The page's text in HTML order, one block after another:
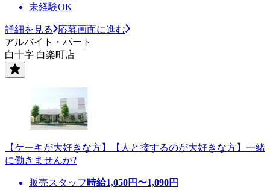
未経験OK
詳細を見る
応募画面に進む
アルバイト・パート
白十字 白楽町店
【ケーキが大好きな方】【人と接するのが大好きな方】一緒
に働きませんか?
販売スタッフ 時給1,050円〜1,090円